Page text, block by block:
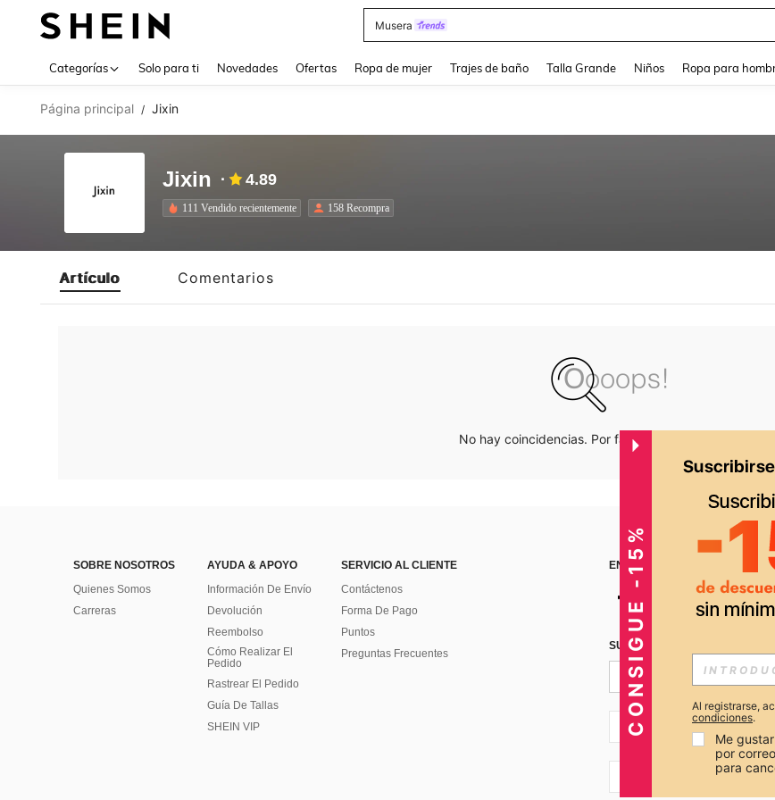
Musera
Categorías Solo para ti Novedades Ofertas Ropa de mujer Trajes de baño Talla Grande Niños Ropa para
Página principal / Jixin
Jixin 4.89
111 Vendido recientemente 158 Recompra
Artículo Comentarios
No hay coincidencias. Por favor inténtalo de nuevo.
SOBRE NOSOTROS
Quienes Somos
Carreras
AYUDA & APOYO
Información De Envío
Devolución
Reembolso
Cómo Realizar El
Pedido
Rastrear El Pedido
Guía De Tallas
SHEIN VIP
SERVICIO AL CLIENTE
Contáctenos
Forma De Pago
Puntos
Preguntas Frecuentes
ENCUÉNTRANOS EN
SUSCRÍBETE PARA RECIBIR
PE + 51
CONSIGUE -15% Al registrarse,
condiciones.
Me
por
para